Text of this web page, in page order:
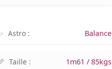
Astro : Balance
Taille : 1m61 / 85kgs